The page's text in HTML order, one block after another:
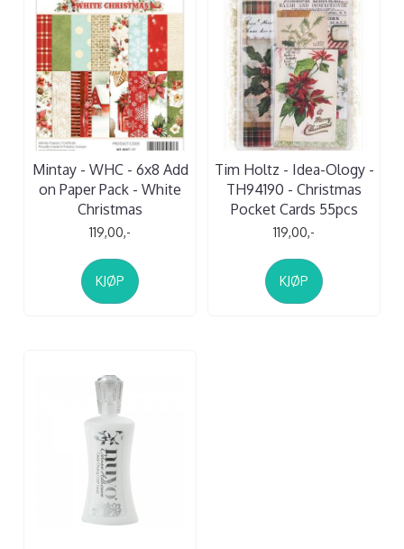
Mintay - WHC - 6x8 Add
on Paper Pack - White
Christmas
119,00,-
KJØP
Tim Holtz - Idea-Ology -
TH94190 - Christmas
Pocket Cards 55pcs
119,00,-
KJØP